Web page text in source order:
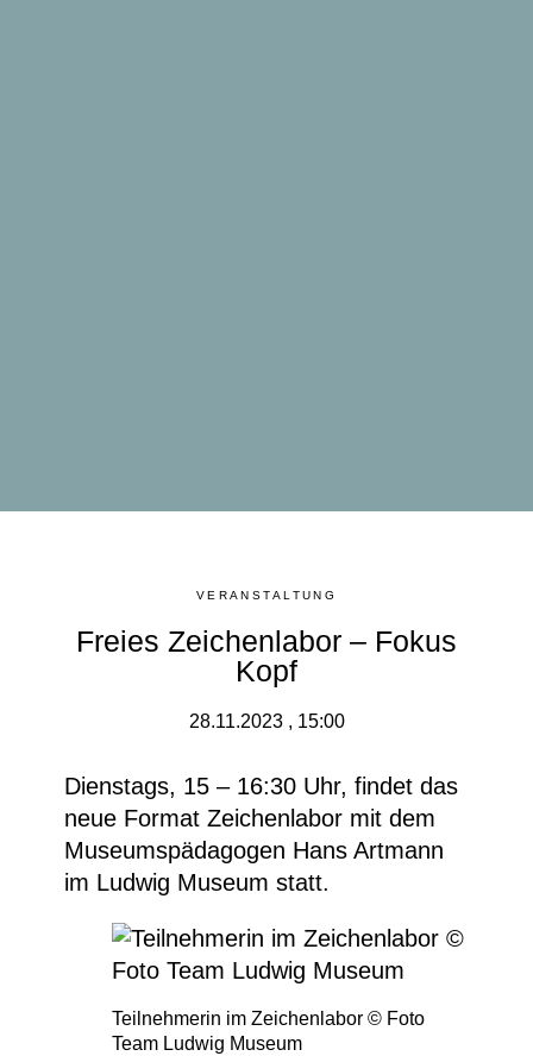
VERANSTALTUNG
Freies Zeichenlabor – Fokus
Kopf
28.11.2023 , 15:00
Dienstags, 15 – 16:30 Uhr, findet das
neue Format Zeichenlabor mit dem
Museumspädagogen Hans Artmann
im Ludwig Museum statt.
Teilnehmerin im Zeichenlabor © Foto
Team Ludwig Museum